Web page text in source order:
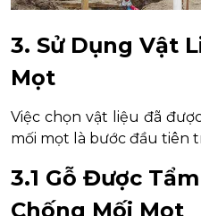
3. Sử Dụng Vật
Mọt
Việc chọn vật liệu đã
mối mọt là bước đầu tiên
3.1 Gỗ Được
Chống Mối Mọt